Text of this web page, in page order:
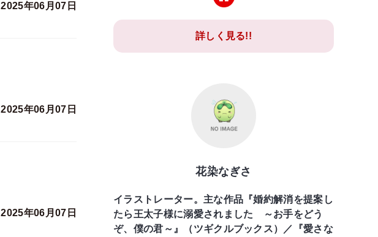
2025年06月07日
2025年06月07日
2025年06月07日
詳しく見る!!
花染なぎさ
イラストレーター。主な作品『婚約解消を提案し
たら王太子様に溺愛されました ～お手をどう
ぞ、僕の君～』（ツギクルブックス）／『愛さな